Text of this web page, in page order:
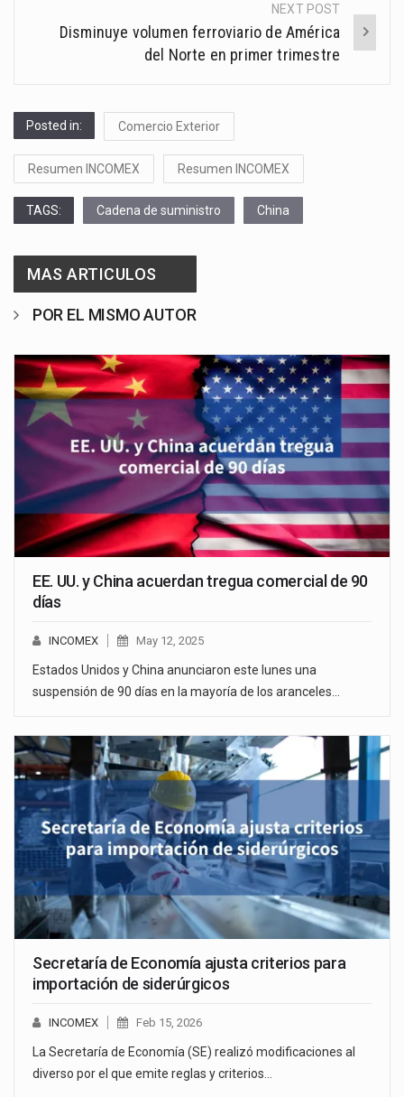
NEXT POST
Disminuye volumen ferroviario de América
del Norte en primer trimestre
Posted in: Comercio Exterior
Resumen INCOMEX Resumen INCOMEX
TAGS: Cadena de suministro China
MAS ARTICULOS
POR EL MISMO AUTOR
EE. UU. y China acuerdan tregua comercial de 90
días
INCOMEX May 12, 2025
Estados Unidos y China anunciaron este lunes una
suspensión de 90 días en la mayoría de los aranceles…
Secretaría de Economía ajusta criterios para
importación de siderúrgicos
INCOMEX Feb 15, 2026
La Secretaría de Economía (SE) realizó modificaciones al
diverso por el que emite reglas y criterios…